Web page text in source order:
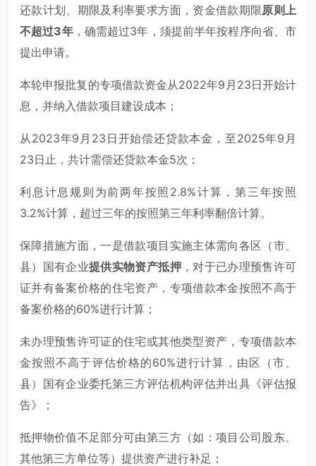
还款计划、期限及利率要求方面，资金借款期限原则上
不超过3年，确需超过3年，须提前半年按程序向省、市
提出申请。
本轮申报批复的专项借款资金从2022年9月23日开始计
息，并纳入借款项目建设成本；
从2023年9月23日开始偿还贷款本金，至2025年9月
23日止，共计需偿还贷款本金5次；
利息计息规则为前两年按照2.8%计算，第三年按照
3.2%计算，超过三年的按照第三年利率翻倍计算。
保障措施方面，一是借款项目实施主体需向各区（市、
县）国有企业提供实物资产抵押，对于已办理预售许可
证并有备案价格的住宅资产，专项借款本金按照不高于
备案价格的60%进行计算；
未办理预售许可证的住宅或其他类型资产，专项借款本
金按照不高于评估价格的60%进行计算，由区（市、
县）国有企业委托第三方评估机构评估并出具《评估报
告》；
抵押物价值不足部分可由第三方（如：项目公司股东、
其他第三方单位等）提供资产进行补足；